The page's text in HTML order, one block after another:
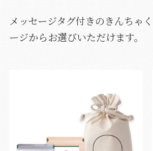
メッセージタグ付きのきんちゃ
ージからお選びいただけます。